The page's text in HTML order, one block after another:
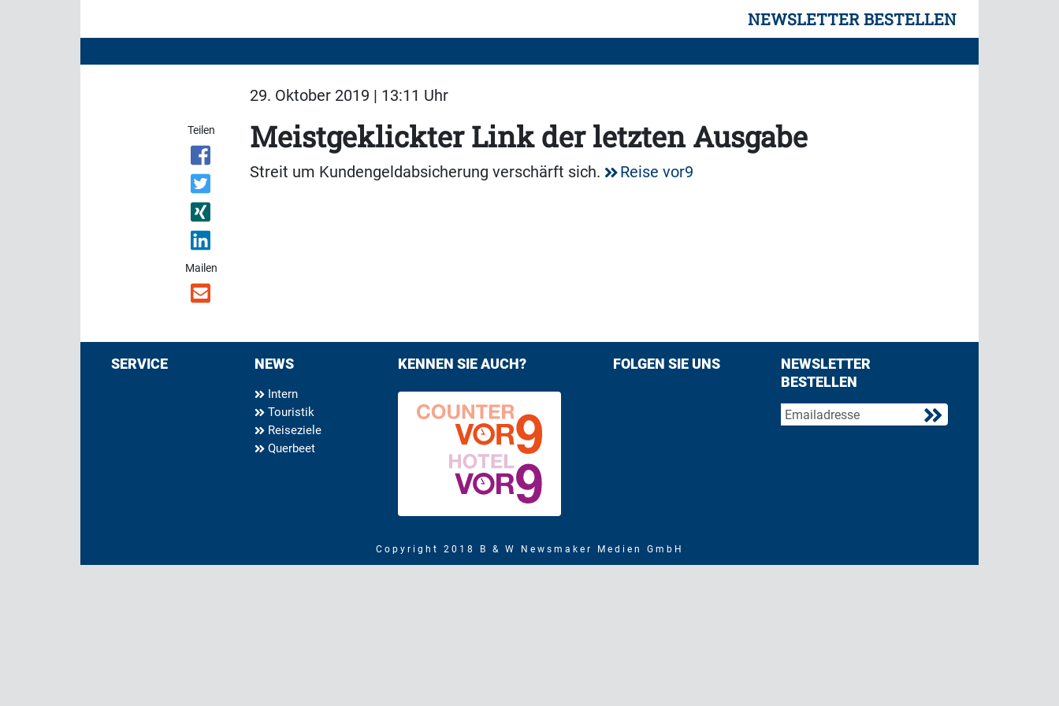
NEWSLETTER BESTELLEN
29. Oktober 2019 | 13:11 Uhr
Teilen
Mailen
Meistgeklickter Link der letzten Ausgabe
Streit um Kundengeldabsicherung verschärft sich. Reise vor9
SERVICE NEWS
Intern
Touristik
Reiseziele
Querbeet
KENNEN SIE AUCH? FOLGEN SIE UNS
NEWSLETTER
BESTELLEN
Copyright 2018 B & W Newsmaker Medien GmbH